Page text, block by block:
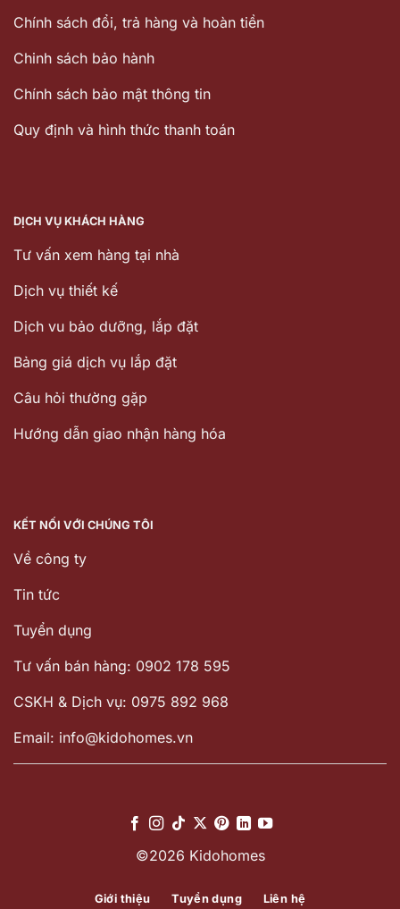
Chính sách đổi, trả hàng và hoàn tiền
Chinh sách bảo hành
Chính sách bảo mật thông tin
Quy định và hình thức thanh toán
DỊCH VỤ KHÁCH HÀNG
Tư vấn xem hàng tại nhà
Dịch vụ thiết kế
Dịch vu bảo dưỡng, lắp đặt
Bảng giá dịch vụ lắp đặt
Câu hỏi thường gặp
Hướng dẫn giao nhận hàng hóa
KẾT NỐI VỚI CHÚNG TÔI
Về công ty
Tin tức
Tuyển dụng
Tư vấn bán hàng: 0902 178 595
CSKH & Dịch vụ: 0975 892 968
Email: info@kidohomes.vn
©2026 Kidohomes
Giới thiệu Tuyển dụng Liên hệ